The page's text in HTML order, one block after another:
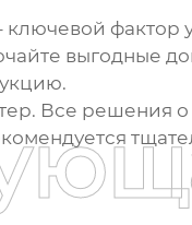
ключевой фактор
выгодные
Все решения